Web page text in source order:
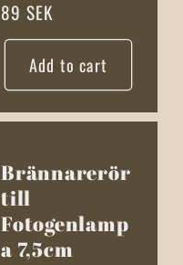
Regular
price
89 SEK
Add to cart
Brännarerör
till
Fotogenlamp
a 7,5cm